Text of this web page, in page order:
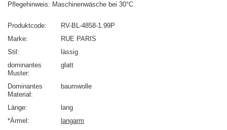
Pflegehinweis: Maschinenwäsche bei 30°C
Produktcode
RV-BL-4858-1.99P
Marke
RUE PARIS
Stil
lässig
dominantes
Muster
glatt
Dominantes
Material
baumwolle
Länge
lang
*Ärmel
langarm